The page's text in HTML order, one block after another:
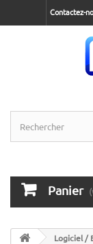
Contactez-
Panier
Logiciel /